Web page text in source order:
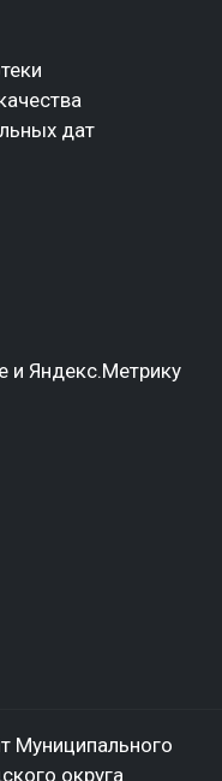
дат
и Яндекс.Метрику
Муниципального
округа